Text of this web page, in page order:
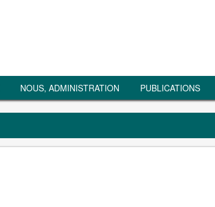
NOUS, ADMINISTRATION PUBLICATIONS